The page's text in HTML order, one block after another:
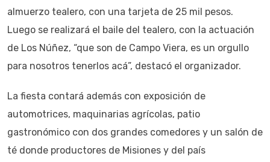
almuerzo tealero, con una tarjeta de 25 mil pesos.
Luego se realizará el baile del tealero, con la actuación
de Los Núñez, “que son de Campo Viera, es un orgullo
para nosotros tenerlos acá”, destacó el organizador.
La fiesta contará además con exposición de
automotrices, maquinarias agrícolas, patio
gastronómico con dos grandes comedores y un salón de
té donde productores de Misiones y del país